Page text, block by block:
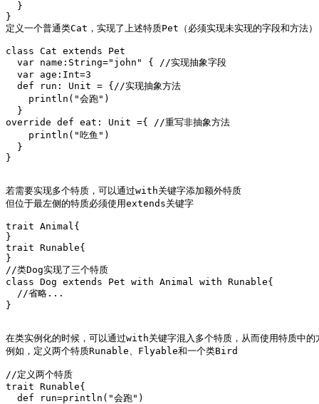
  }
}
定义一个普通类Cat，实现了上述特质Pet（必须实现未实现的字段和方法）
class Cat extends Pet
  var name:String="john" { //实现抽象字段
  var age:Int=3
  def run: Unit = {//实现抽象方法
    println("会跑")
  }
override def eat: Unit ={ //重写非抽象方法
    println("吃鱼")
  }
}
若需要实现多个特质，可以通过with关键字添加额外特质
但位于最左侧的特质必须使用extends关键字
trait Animal{
}
trait Runable{
}
//类Dog实现了三个特质
class Dog extends Pet with Animal with Runable{
  //省略...
}
在类实例化的时候，可以通过with关键字混入多个特质，从而使用特质中的
例如，定义两个特质Runable、Flyable和一个类Bird
//定义两个特质
trait Runable{
  def run=println("会跑")